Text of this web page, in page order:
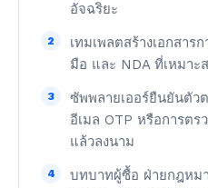
อัจฉริยะ
2
เทมเพลตสร้างเอกสา
มือ และ NDA ที่เหมาะ
3
ซัพพลายเออร์ยืนยันตัว
อีเมล OTP หรือการต
แล้วลงนาม
4
บทบาทผู้ซื้อ ฝ่ายกฎหม